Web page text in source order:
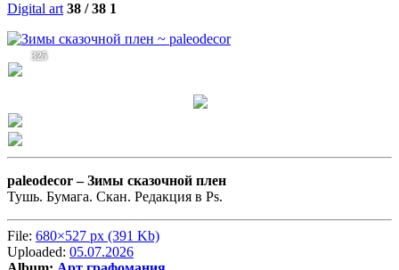
Digital art 38 / 38 1
325
paleodecor –Зимы сказочной плен
Тушь. Бумага. Скан. Редакция в Ps.
File: 680×527 px (391 Kb)
Uploaded: 05.07.2026